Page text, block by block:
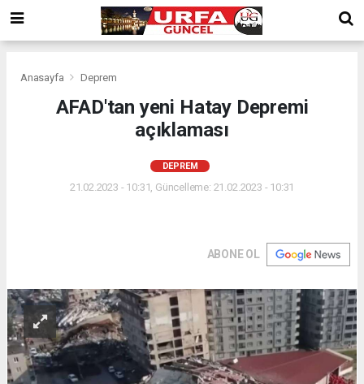
Anasayfa Deprem
AFAD'tan yeni Hatay Depremi
açıklaması
DEPREM
21.02.2023 - 10:31, Güncelleme: 21.02.2023 - 10:31
ABONE OL